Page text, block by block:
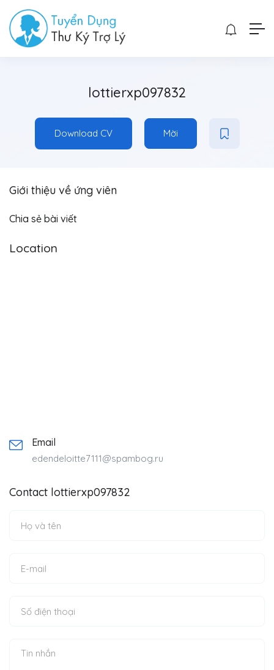
lottierxp097832
Download CV Mời
Giới thiệu về ứng viên
Chia sẻ bài viết
Location
Email
edendeloitte7111@spambog.ru
Contact lottierxp097832